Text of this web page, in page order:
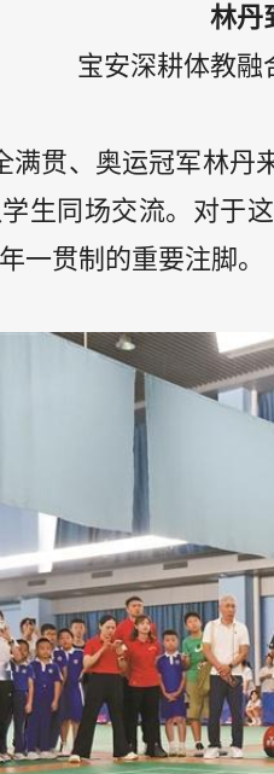
林丹
宝安深耕体教融
满贯、奥运冠军林
生同场交流。对于
一贯制的重要注脚。